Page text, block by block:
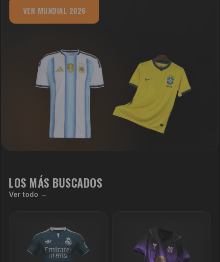
VER MUNDIAL 2026
LOS MÁS BUSCADOS
Ver todo →